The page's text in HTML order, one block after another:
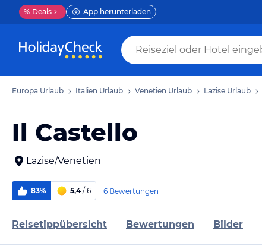
% Deals App herunterladen
Europa Urlaub Italien Urlaub Venetien Urlaub Lazise Urlaub
Il Castello
Lazise/Venetien
83% 5,4/ 6 6 Bewertungen
Reisetippübersicht Bewertungen Bilder